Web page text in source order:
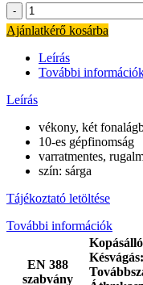
Vágásálló
munkavédelmi
kesztyű,
vékony,
Kevlár
mennyiség
Ajánlatkérő kosárba
Leírás
További
Leírás
vékony, két
10-es gépfinomság
varratmentes,
szín: sárga
Tájékoztató letöltése
További információk
EN 388
szabvány
Késvágás: